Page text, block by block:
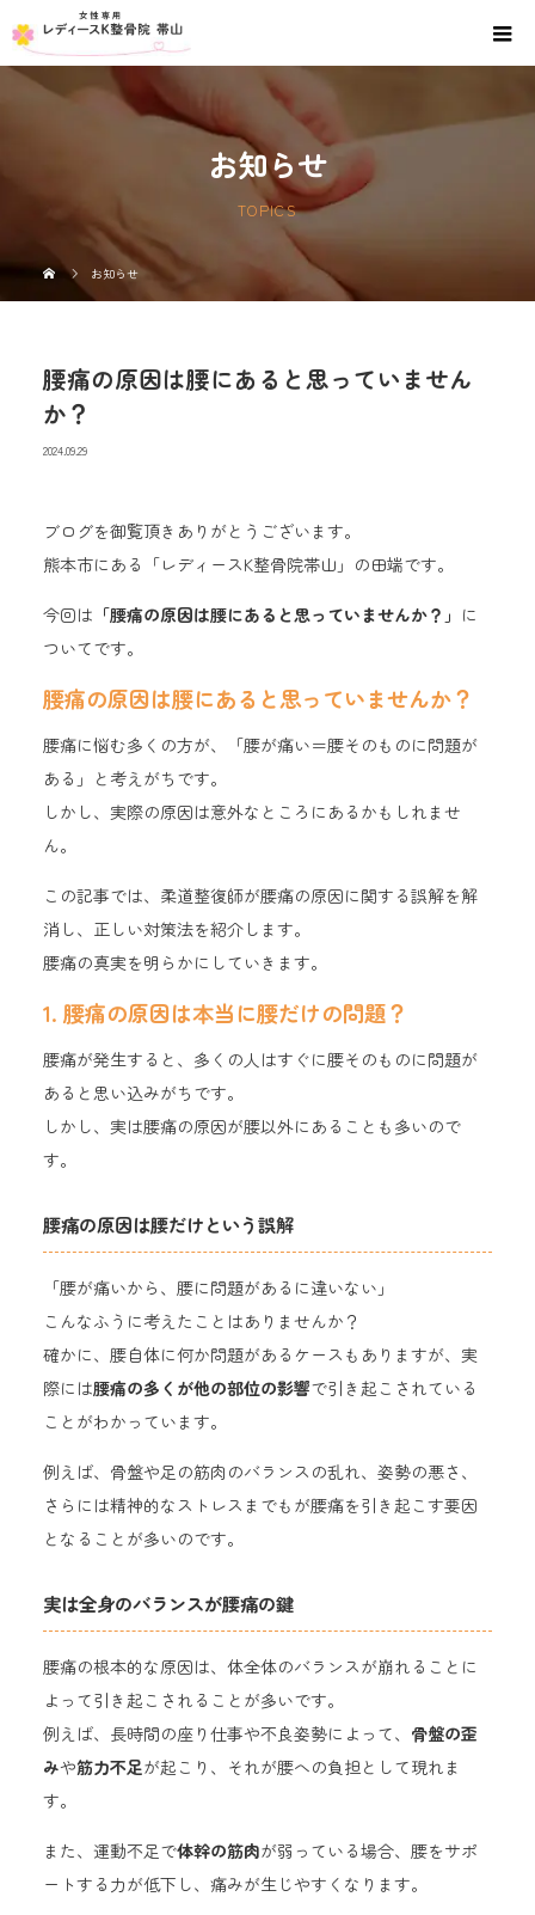
お知らせ
TOPICS
お知らせ
腰痛の原因は腰にあると思っていません
か？
2024.09.29
ブログを御覧頂きありがとうございます。
熊本市にある「レディースK整骨院帯山」の田端です。
今回は 「腰痛の原因は腰にあると思っていませんか？」 に
ついてです。
腰痛の原因は腰にあると思っていませんか？
腰痛に悩む多くの方が、「腰が痛い＝腰そのものに問題が
ある」と考えがちです。
しかし、実際の原因は意外なところにあるかもしれませ
ん。
この記事では、柔道整復師が腰痛の原因に関する誤解を解
消し、正しい対策法を紹介します。
腰痛の真実を明らかにしていきます。
1. 腰痛の原因は本当に腰だけの問題？
腰痛が発生すると、多くの人はすぐに腰そのものに問題が
あると思い込みがちです。
しかし、実は腰痛の原因が腰以外にあることも多いので
す。
腰痛の原因は腰だけという誤解
「腰が痛いから、腰に問題があるに違いない」
こんなふうに考えたことはありませんか？
確かに、腰自体に何か問題があるケースもありますが、実
際には腰痛の多くが他の部位の影響で引き起こされている
ことがわかっています。
例えば、骨盤や足の筋肉のバランスの乱れ、姿勢の悪さ、
さらには精神的なストレスまでもが腰痛を引き起こす要因
となることが多いのです。
実は全身のバランスが腰痛の鍵
腰痛の根本的な原因は、体全体のバランスが崩れることに
よって引き起こされることが多いです。
例えば、長時間の座り仕事や不良姿勢によって、 骨盤の歪
みや筋力不足が起こり、それが腰への負担として現れま
す。
また、運動不足で体幹の筋肉が弱っている場合、腰をサポ
ートする力が低下し、痛みが生じやすくなります。